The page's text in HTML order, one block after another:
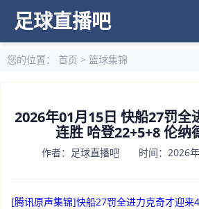
足球直播吧
您的位置： 首页 > 篮球集锦
2026年01月15日 快船27罚全
连胜 哈登22+5+8 伦纳
作者：足球直播吧 时间：2026年
[腾讯原声集锦]快船27罚全进力克奇才迎来